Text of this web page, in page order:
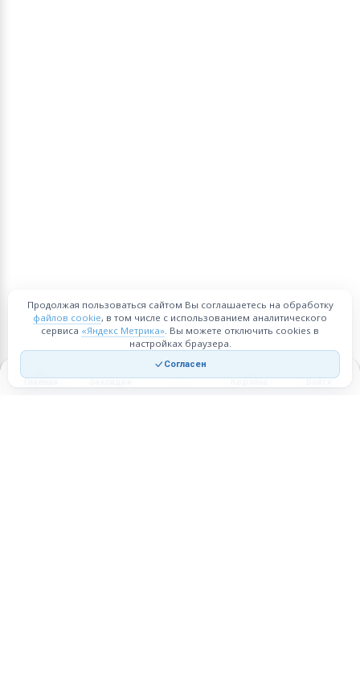
Главная Закладки Корзина Войти
Продолжая пользоваться сайтом Вы соглашаетесь на обработку
файлов cookie, в том числе с использованием аналитического
сервиса «Яндекс Метрика». Вы можете отключить cookies в
настройках браузера.
Согласен